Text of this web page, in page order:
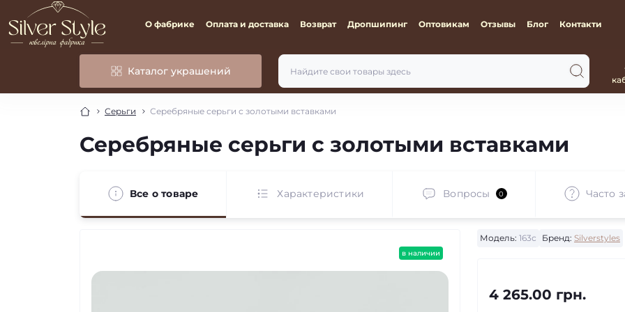
О фабрике Оплата и доставка Возврат Дропшипинг Оптовикам Отзывы Блог Контакти
Каталог украшений
Серьги Серебряные серьги с золотыми вставками
Серебряные серьги с золотыми вставками
Все о товаре Характеристики Вопросы 0 Часто
в наличии
Модель: 163с Бренд: Silverstyles
4 265.00 грн.